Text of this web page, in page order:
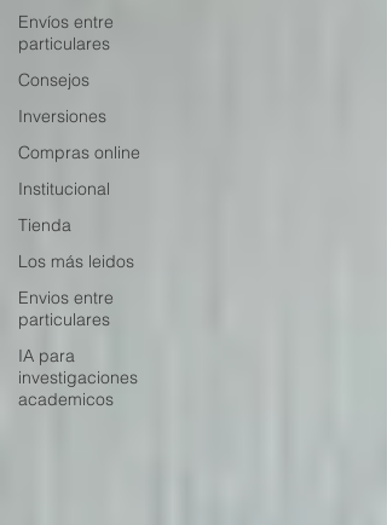
Envíos entre
particulares
Consejos
Inversiones
Compras online
Institucional
Tienda
Los más leidos
Envios entre
particulares
IA para
investigaciones
academicos